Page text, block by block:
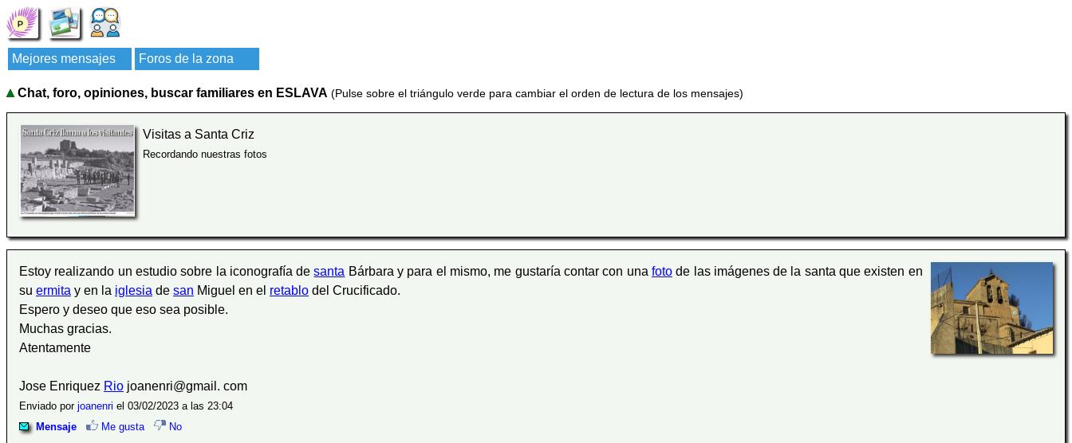
Mejores mensajes Foros de la zona
Chat, foro, opiniones, buscar familiares en ESLAVA (Pulse sobre el triángulo verde para cambiar el orden de lectura de los mensajes)
Visitas a Santa Criz
Recordando nuestras fotos
Estoy realizando un estudio sobre la iconografía desanta Bárbara y para el mismo, me gustaría contar con una fotode las imágenes de la santa que existen en
su ermita y en la iglesia de san Miguel en el retablo del Crucificado.
Espero y deseo que eso sea posible.
Muchas gracias.
Atentamente
Jose Enriquez Rio joanenri@gmail. com
Enviado por joanenri el 03/02/2023 a las 23:04
Mensaje
Me gusta No